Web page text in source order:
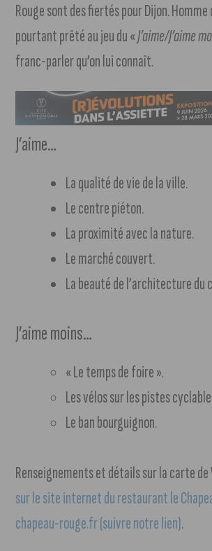
Rouge sont des fiertés pour Dijon.
pourtant prêté au jeu du «J’aime/J’aime
franc-parler qu’on lui connaît.
J’aime…
La qualité de vie de la ville.
Le centre piéton.
La proximité avec la nature.
Le marché couvert.
La beauté de l’architecture
J’aime moins…
« Le temps de foire ».
Les vélos sur les pistes
Le ban bourguignon.
Renseignements et détails sur la carte
sur le site internet du restaurant le
chapeau-rouge.fr (suivre notre lien).